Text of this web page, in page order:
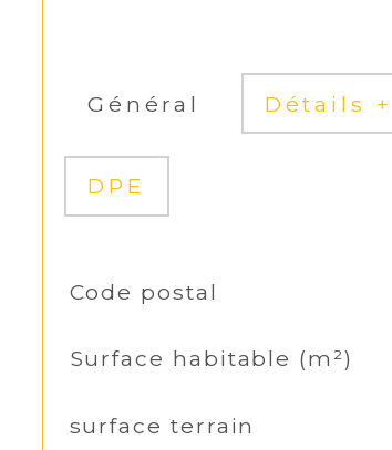
Général Détails +
DPE
TRAD_SIROCCO_Caracteristique
Code postal
Surface habitable (m²)
surface terrain